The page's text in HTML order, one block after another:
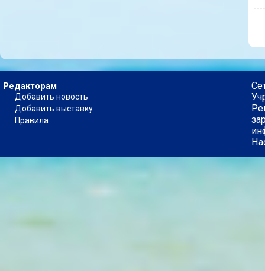
Редакторам
Добавить новость
Добавить выставку
Правила